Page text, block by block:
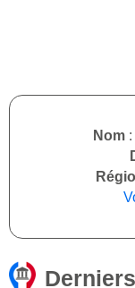
Nom